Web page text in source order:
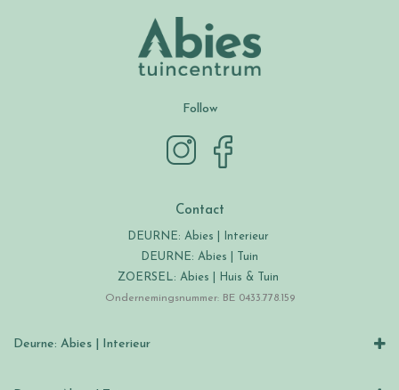
Follow
Contact
DEURNE: Abies | Interieur
DEURNE: Abies | Tuin
ZOERSEL: Abies | Huis & Tuin
Ondernemingsnummer: BE 0433.778.159
Deurne: Abies | Interieur